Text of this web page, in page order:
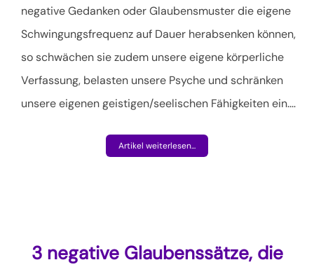
negative Gedanken oder Glaubensmuster die eigene
Schwingungsfrequenz auf Dauer herabsenken können,
so schwächen sie zudem unsere eigene körperliche
Verfassung, belasten unsere Psyche und schränken
unsere eigenen geistigen/seelischen Fähigkeiten ein.…
Artikel weiterlesen...
3 negative Glaubenssätze, die